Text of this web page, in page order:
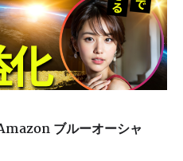
ブルーオーシャ